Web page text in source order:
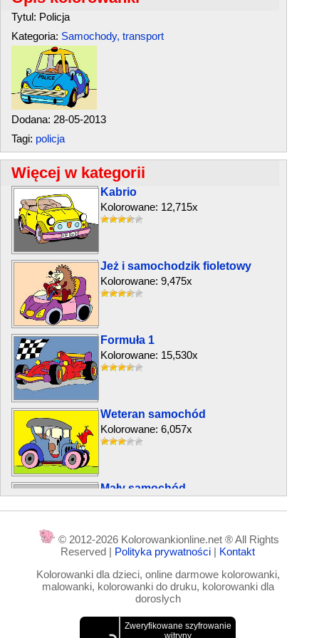
Tytul: Policja
Kategoria: Samochody, transport
Dodana: 28-05-2013
Tagi: policja
Więcej w kategorii
Kabrio
Kolorowane: 12,715x
Jeż i samochodzik fioletowy
Kolorowane: 9,475x
Formuła 1
Kolorowane: 15,530x
Weteran samochód
Kolorowane: 6,057x
Mały samochód
Kolorowane: 13,191x
© 2012-2026 Kolorowankionline.net ® All Rights
Reserved | Polityka prywatności | Kontakt
Kolorowanki dla dzieci, online darmowe kolorowanki,
malowanki, kolorowanki do druku, kolorowanki dla
doroslych